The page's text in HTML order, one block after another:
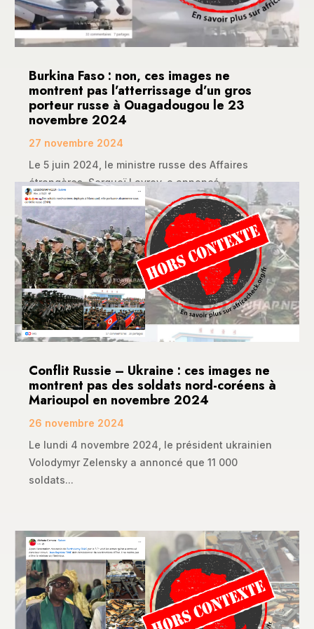
Burkina Faso : non, ces images ne
montrent pas l’atterrissage d’un gros
porteur russe à Ouagadougou le 23
novembre 2024
27 novembre 2024
Le 5 juin 2024, le ministre russe des Affaires
étrangères, Sergueï Lavrov, a annoncé...
Conflit Russie – Ukraine : ces images ne
montrent pas des soldats nord-coréens à
Marioupol en novembre 2024
26 novembre 2024
Le lundi 4 novembre 2024, le président ukrainien
Volodymyr Zelensky a annoncé que 11 000
soldats...